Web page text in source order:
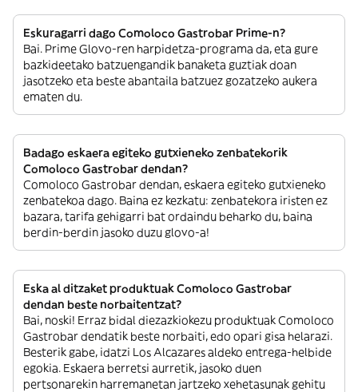
Eskuragarri dago Comoloco Gastrobar Prime-n?
Bai. Prime Glovo-ren harpidetza-programa da, eta gure
bazkideetako batzuengandik banaketa guztiak doan
jasotzeko eta beste abantaila batzuez gozatzeko aukera
ematen du.
Badago eskaera egiteko gutxieneko zenbatekorik
Comoloco Gastrobar dendan?
Comoloco Gastrobar dendan, eskaera egiteko gutxieneko
zenbatekoa dago. Baina ez kezkatu: zenbatekora iristen ez
bazara, tarifa gehigarri bat ordaindu beharko du, baina
berdin-berdin jasoko duzu glovo-a!
Eska al ditzaket produktuak Comoloco Gastrobar
dendan beste norbaitentzat?
Bai, noski! Erraz bidal diezazkiokezu produktuak Comoloco
Gastrobar dendatik beste norbaiti, edo opari gisa helarazi.
Besterik gabe, idatzi Los Alcazares aldeko entrega-helbide
egokia. Eskaera berretsi aurretik, jasoko duen
pertsonarekin harremanetan jartzeko xehetasunak gehitu